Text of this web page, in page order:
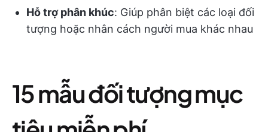
Hỗ trợ phân khúc: Giúp phân biệt các loại đối
tượng hoặc nhân cách người mua khác nhau
15 mẫu đối tượng mục